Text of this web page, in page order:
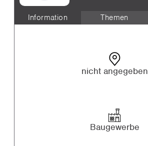
Information Themen
nicht angegeben
Baugewerbe